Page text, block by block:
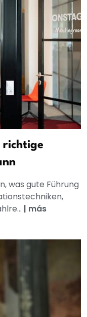
richtige
was gute Führung
| más